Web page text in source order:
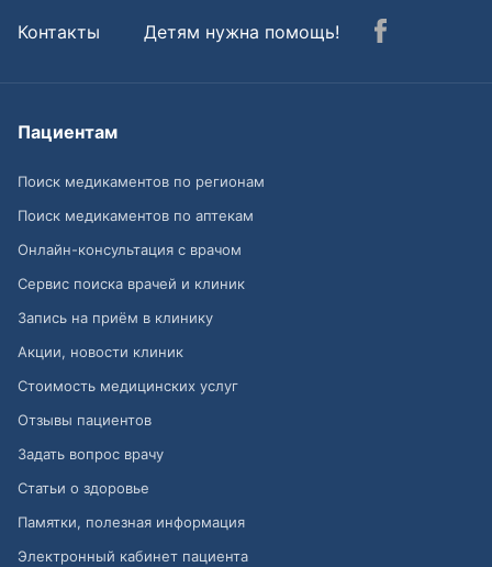
Контакты
Детям нужна помощь!
Пациентам
Поиск медикаментов по регионам
Поиск медикаментов по аптекам
Онлайн-консультация с врачом
Сервис поиска врачей и клиник
Запись на приём в клинику
Акции, новости клиник
Стоимость медицинских услуг
Отзывы пациентов
Задать вопрос врачу
Статьи о здоровье
Памятки, полезная информация
Электронный кабинет пациента